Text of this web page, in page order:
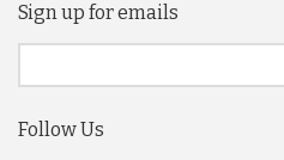
Sign up for emails
Follow Us